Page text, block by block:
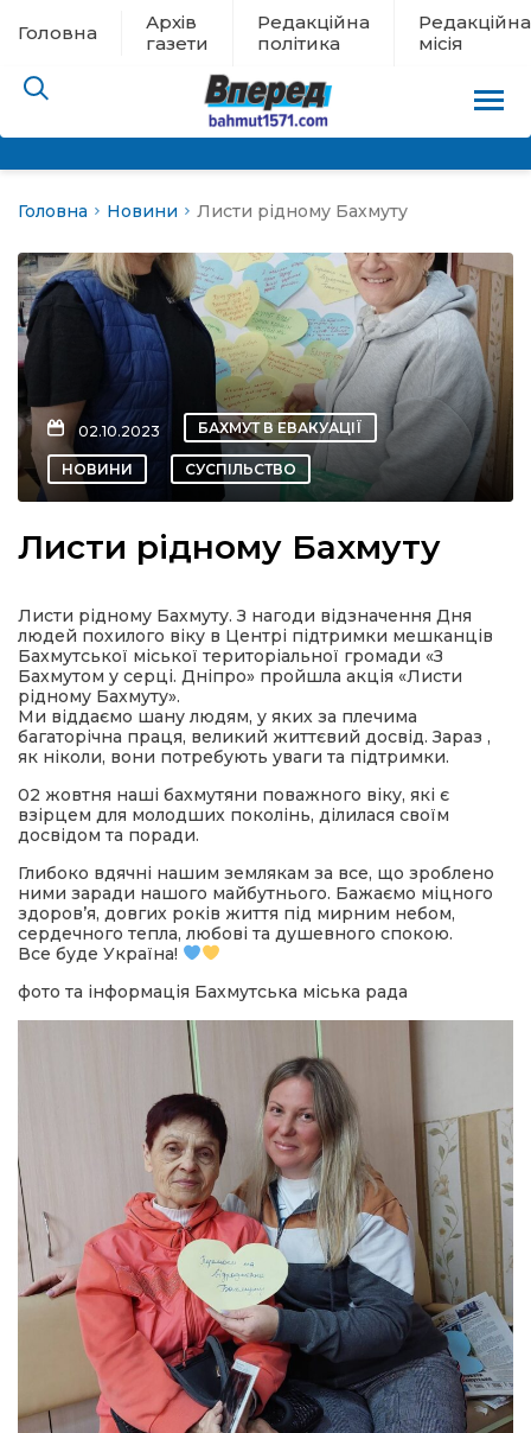
Головна
Архів
газети
Редакційна
політика
Редакційна
місія
евакуації
новини
політика
місія
Головна Новини Листи рідному Бахмуту
02.10.2023 БАХМУТ В ЕВАКУАЦІЇ
НОВИНИ СУСПІЛЬСТВО
Листи рідному Бахмуту
Листи рідному Бахмуту. З нагоди відзначення Дня
людей похилого віку в Центрі підтримки мешканців
Бахмутської міської територіальної громади «З
Бахмутом у серці. Дніпро» пройшла акція «Листи
рідному Бахмуту».
Ми віддаємо шану людям, у яких за плечима
багаторічна праця, великий життєвий досвід. Зараз ,
як ніколи, вони потребують уваги та підтримки.
02 жовтня наші бахмутяни поважного віку, які є
взірцем для молодших поколінь, ділилася своїм
досвідом та поради.
Глибоко вдячні нашим землякам за все, що зроблено
ними заради нашого майбутнього. Бажаємо міцного
здоров’я, довгих років життя під мирним небом,
сердечного тепла, любові та душевного спокою.
Все буде Україна!
фото та інформація Бахмутська міська рада